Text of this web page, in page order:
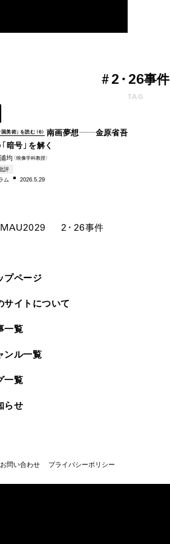
# 2・ 26事件
TAG
国美術」を読む（6）
南画夢想――金原省吾
暗号」を解く
均 （映像学科教授）
評
ム
2026.5.29
MAU2029 2・ 26事件
プページ
サイトについて
一覧
ンル一覧
一覧
らせ
お問い合わせ プライバシーポリシー